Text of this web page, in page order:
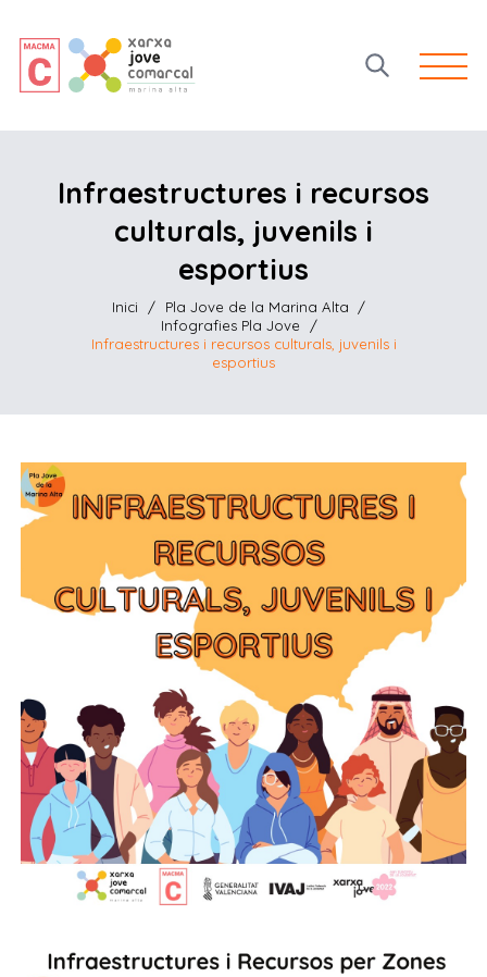
Open
Infraestructures i recursos
culturals, juvenils i
esportius
Inici / Pla Jove de la Marina Alta
/
Infografies Pla Jove
/
Infraestructures i recursos culturals, juvenils i
esportius